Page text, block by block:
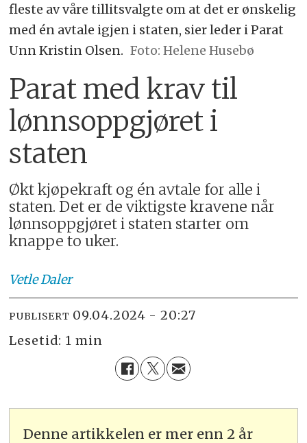
fleste av våre tillitsvalgte om at det er ønskelig
med én avtale igjen i staten, sier leder i Parat
Unn Kristin Olsen. Foto: Helene Husebø
Parat med krav til
lønnsoppgjøret i
staten
Økt kjøpekraft og én avtale for alle i
staten. Det er de viktigste kravene når
lønnsoppgjøret i staten starter om
knappe to uker.
VetleDaler
PUBLISERT
09.04.2024 - 20:27
Lesetid: 1 min
Denne artikkelen er mer enn 2 år